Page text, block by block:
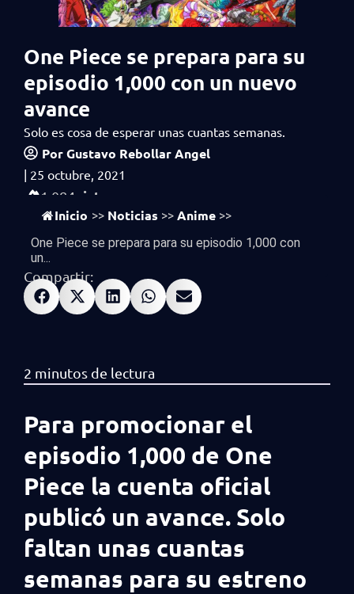
One Piece se prepara para su
episodio 1,000 con un nuevo
avance
Solo es cosa de esperar unas cuantas semanas.
PorGustavo Rebollar Angel
| 25 octubre, 2021
1,084 vistas
Inicio >> Noticias >> Anime >>
One Piece se prepara para su episodio 1,000 con
un...
Compartir:
Para promocionar el
episodio 1,000 de One
Piece la cuenta oficial
publicó un avance. Solo
faltan unas cuantas
semanas para su estreno